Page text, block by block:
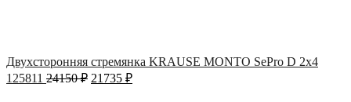
Двухсторонняя стремянка KRAUSE MONTO SePro D 2х4
125811 24150₽ 21735 ₽